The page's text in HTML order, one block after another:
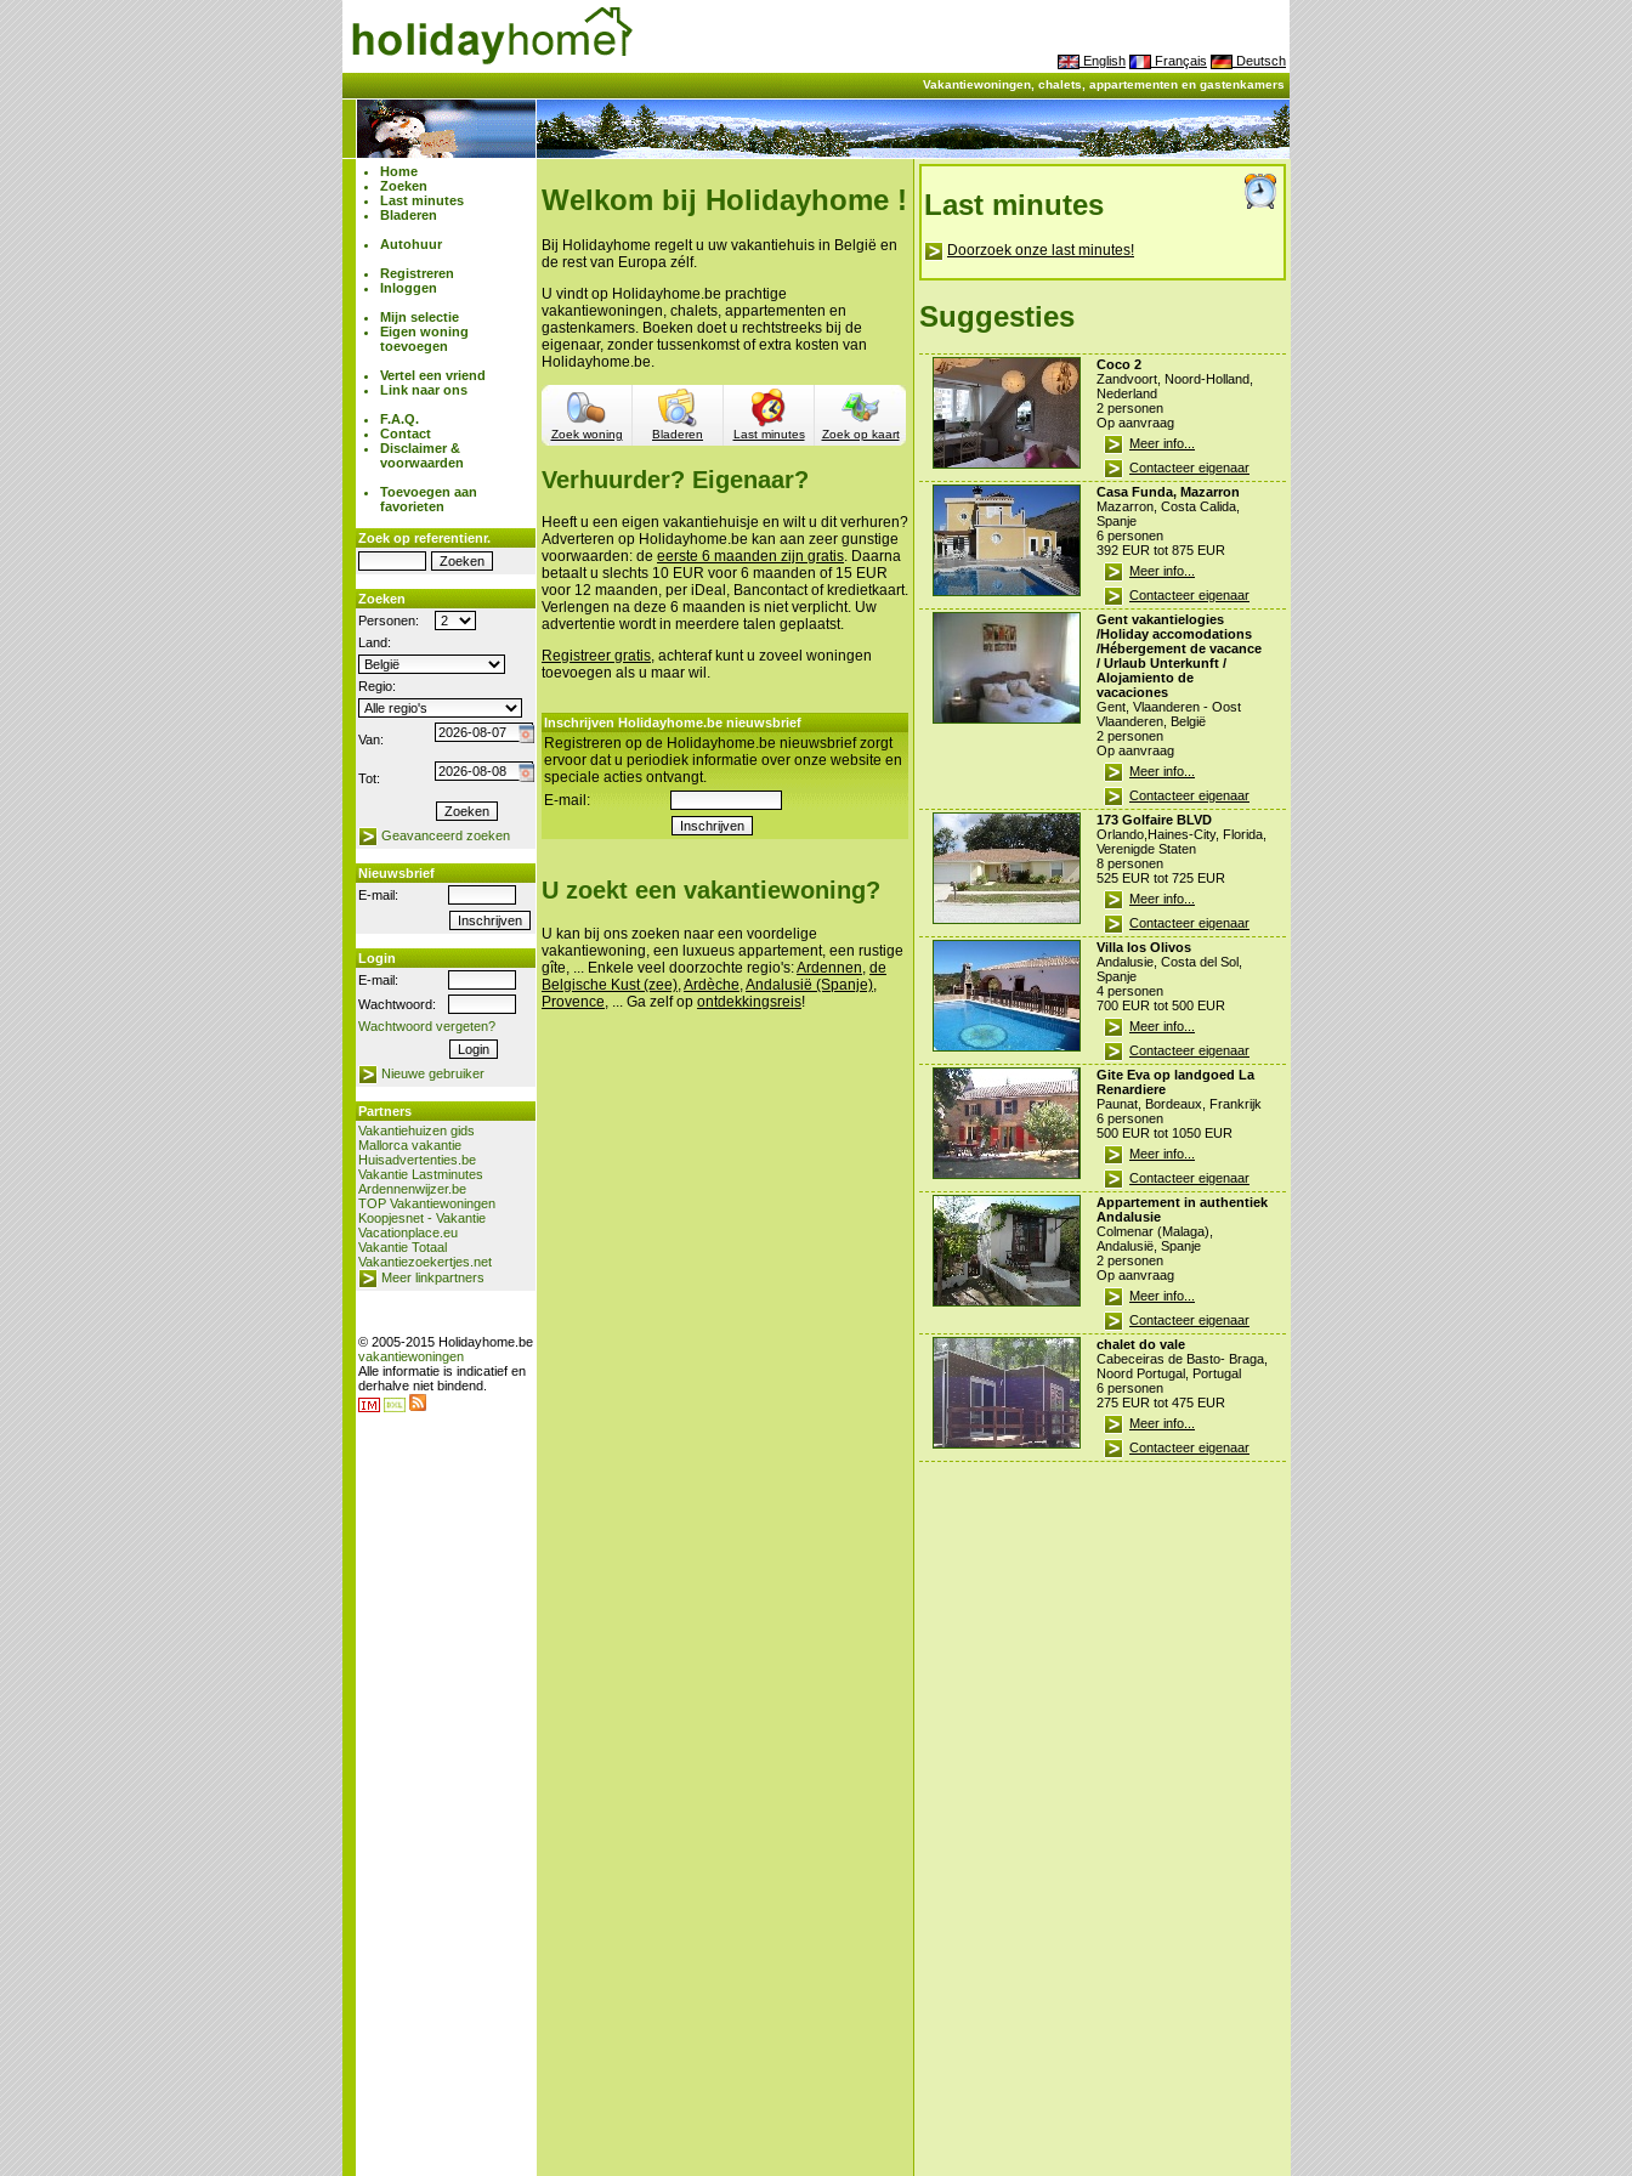
English Français Deutsch
Vakantiewoningen, chalets, appartementen en gastenkamers
Home
Zoeken
Last minutes
Bladeren
Autohuur
Registreren
Inloggen
Mijn selectie
Eigen woning
toevoegen
Vertel een vriend
Link naar ons
F.A.Q.
Contact
Disclaimer &
voorwaarden
Toevoegen aan
favorieten
Zoek op referentienr.
Zoeken
Personen:
Land:
Regio:
Van:
Tot:
Geavanceerd zoeken
Nieuwsbrief
E-mail:
Login
E-mail:
Wachtwoord:
Wachtwoord vergeten?
Nieuwe gebruiker
Partners
Vakantiehuizen gids
Mallorca vakantie
Huisadvertenties.be
Vakantie Lastminutes
Ardennenwijzer.be
TOP Vakantiewoningen
Koopjesnet - Vakantie
Vacationplace.eu
Vakantie Totaal
Vakantiezoekertjes.net
Meer linkpartners
© 2005-2015 Holidayhome.be
vakantiewoningen
Alle informatie is indicatief en
derhalve niet bindend.
Welkom bij Holidayhome !
Bij Holidayhome regelt u uw vakantiehuis in België en
de rest van Europa zélf.
U vindt op Holidayhome.be prachtige
vakantiewoningen, chalets, appartementen en
gastenkamers. Boeken doet u rechtstreeks bij de
eigenaar, zonder tussenkomst of extra kosten van
Holidayhome.be.
Zoek woning Bladeren Last minutes Zoek op kaart
Verhuurder? Eigenaar?
Heeft u een eigen vakantiehuisje en wilt u dit verhuren?
Adverteren op Holidayhome.be kan aan zeer gunstige
voorwaarden: de eerste 6 maanden zijn gratis. Daarna
betaalt u slechts 10 EUR voor 6 maanden of 15 EUR
voor 12 maanden, per iDeal, Bancontact of kredietkaart.
Verlengen na deze 6 maanden is niet verplicht. Uw
advertentie wordt in meerdere talen geplaatst.
Registreer gratis, achteraf kunt u zoveel woningen
toevoegen als u maar wil.
Inschrijven Holidayhome.be nieuwsbrief
Registreren op de Holidayhome.be nieuwsbrief zorgt
ervoor dat u periodiek informatie over onze website en
speciale acties ontvangt.
E-mail:
U zoekt een vakantiewoning?
U kan bij ons zoeken naar een voordelige
vakantiewoning, een luxueus appartement, een rustige
gîte, ... Enkele veel doorzochte regio's:Ardennen de
Belgische Kust (zee) Ardèche Andalusië (Spanje)
Provence , ... Ga zelf op ontdekkingsreis!
Last minutes
Doorzoek onze last minutes!
Suggesties
Coco 2
Zandvoort, Noord-Holland,
Nederland
2 personen
Op aanvraag
Meer info...
Contacteer eigenaar
Casa Funda, Mazarron
Mazarron, Costa Calida,
Spanje
6 personen
392 EUR tot 875 EUR
Meer info...
Contacteer eigenaar
Gent vakantielogies
/Holiday accomodations
/Hébergement de vacance
/ Urlaub Unterkunft /
Alojamiento de
vacaciones
Gent, Vlaanderen - Oost
Vlaanderen, België
2 personen
Op aanvraag
Meer info...
Contacteer eigenaar
173 Golfaire BLVD
Orlando,Haines-City, Florida,
Verenigde Staten
8 personen
525 EUR tot 725 EUR
Meer info...
Contacteer eigenaar
Villa los Olivos
Andalusie, Costa del Sol,
Spanje
4 personen
700 EUR tot 500 EUR
Meer info...
Contacteer eigenaar
Gite Eva op landgoed La
Renardiere
Paunat, Bordeaux, Frankrijk
6 personen
500 EUR tot 1050 EUR
Meer info...
Contacteer eigenaar
Appartement in authentiek
Andalusie
Colmenar (Malaga),
Andalusië, Spanje
2 personen
Op aanvraag
Meer info...
Contacteer eigenaar
chalet do vale
Cabeceiras de Basto- Braga,
Noord Portugal, Portugal
6 personen
275 EUR tot 475 EUR
Meer info...
Contacteer eigenaar